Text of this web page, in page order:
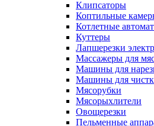
Клипсаторы
Коптильные
Котлетные
Куттеры
Лапшерезки
Массажеры для
Машины для
Машины для
Мясорубки
Мясорыхлители
Овощерезки
Пельменные